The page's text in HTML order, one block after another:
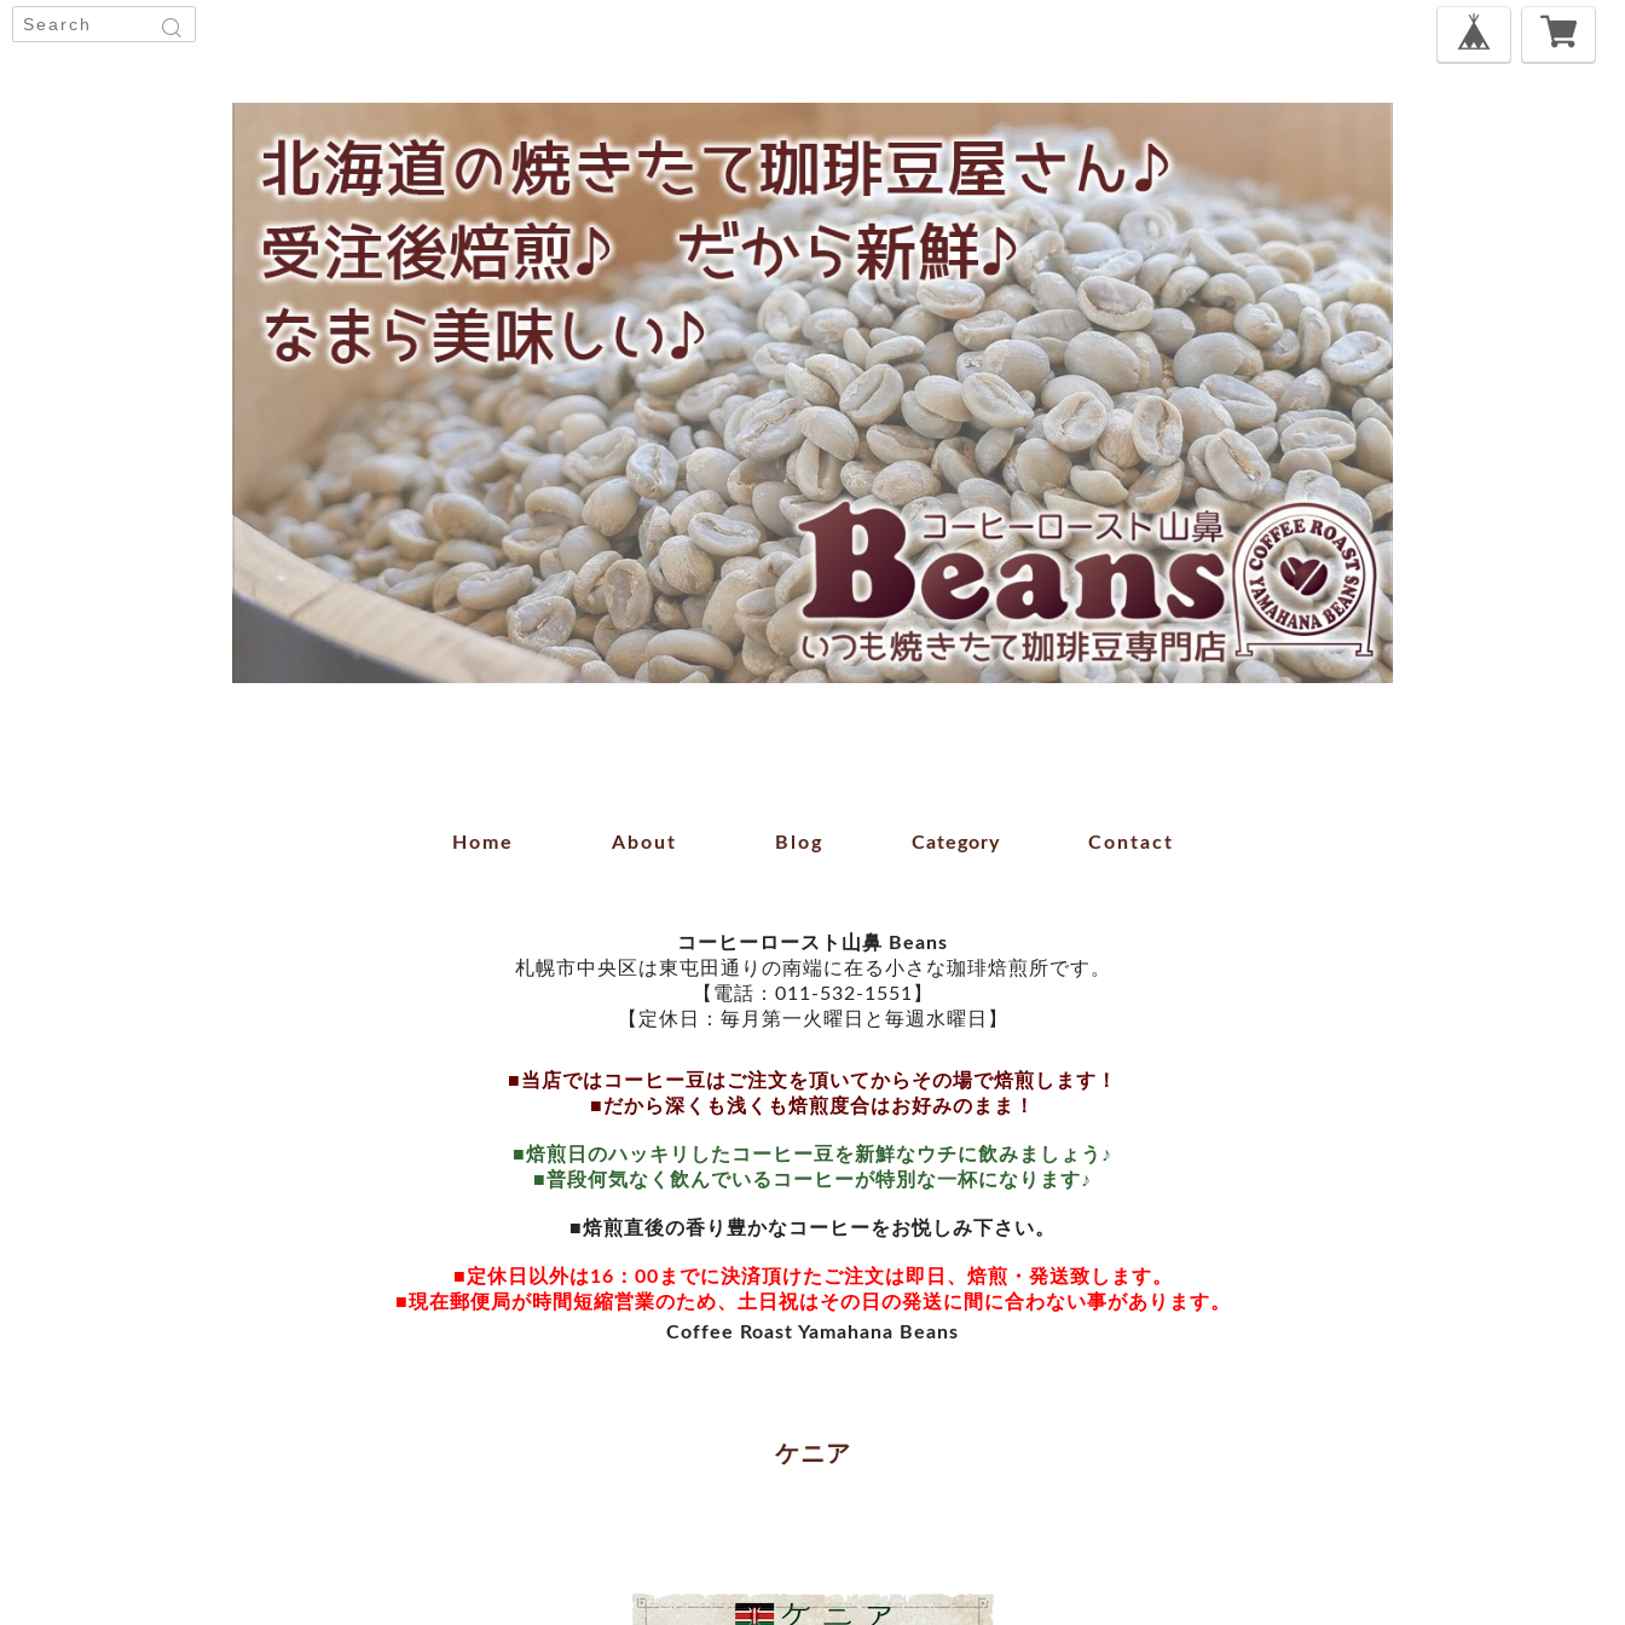
Home About Blog Category Contact
コーヒーロースト山鼻 Beans
札幌市中央区は東屯田通りの南端に在る小さな珈琲焙煎所です。
【電話：011-532-1551】
【定休日：毎月第一火曜日と毎週水曜日】
■当店ではコーヒー豆はご注文を頂いてからその場で焙煎します！
■だから深くも浅くも焙煎度合はお好みのまま！
■焙煎日のハッキリしたコーヒー豆を新鮮なウチに飲みましょう♪
■普段何気なく飲んでいるコーヒーが特別な一杯になります♪
■焙煎直後の香り豊かなコーヒーをお悦しみ下さい。
■定休日以外は16：00までに決済頂けたご注文は即日、焙煎・発送致します。
■現在郵便局が時間短縮営業のため、土日祝はその日の発送に間に合わない事があります。
Coffee Roast Yamahana Beans
ケニア